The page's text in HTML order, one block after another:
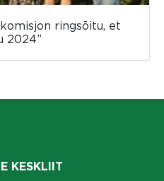
ringsõitu, et
2024”
KESKLIIT